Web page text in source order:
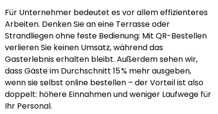
Für Unternehmer bedeutet es vor allem effizienteres
Arbeiten. Denken Sie an eine Terrasse oder
Strandliegen ohne feste Bedienung: Mit QR-Bestellen
verlieren Sie keinen Umsatz, während das
Gasterlebnis erhalten bleibt. Außerdem sehen wir,
dass Gäste im Durchschnitt 15 % mehr ausgeben,
wenn sie selbst online bestellen – der Vorteil ist also
doppelt: höhere Einnahmen und weniger Laufwege für
Ihr Personal.